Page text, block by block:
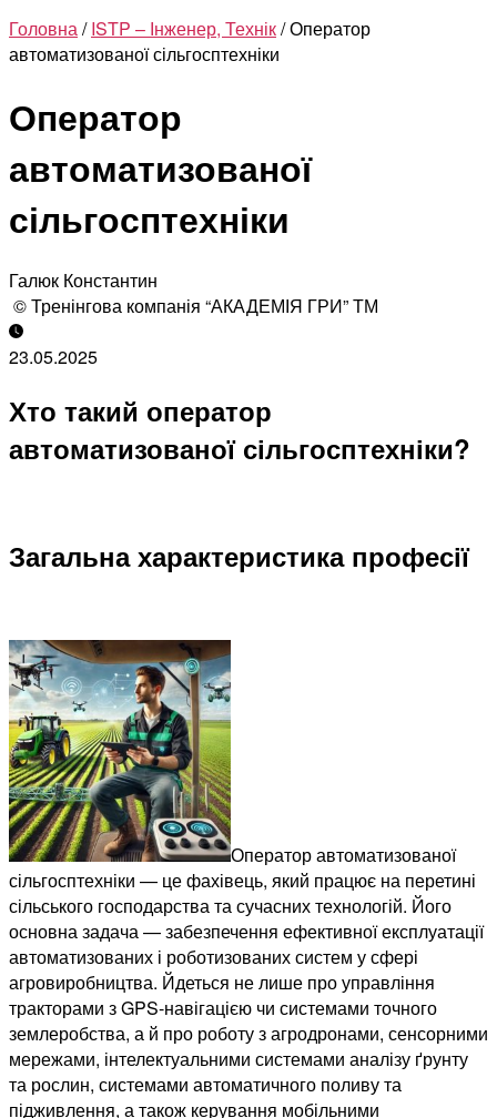
Головна/ISTP – Інженер, Технік/ Оператор
автоматизованої сільгосптехніки
Оператор
автоматизованої
сільгосптехніки
Галюк Константин
© Тренінгова компанія “АКАДЕМІЯ ГРИ” ТМ
23.05.2025
Хто такий оператор
автоматизованої сільгосптехніки?
Загальна характеристика професії
Оператор автоматизованої
сільгосптехніки — це фахівець, який працює на перетині
сільського господарства та сучасних технологій. Його
основна задача — забезпечення ефективної експлуатації
автоматизованих і роботизованих систем у сфері
агровиробництва. Йдеться не лише про управління
тракторами з GPS-навігацією чи системами точного
землеробства, а й про роботу з агродронами, сенсорними
мережами, інтелектуальними системами аналізу ґрунту
та рослин, системами автоматичного поливу та
підживлення, а також керування мобільними